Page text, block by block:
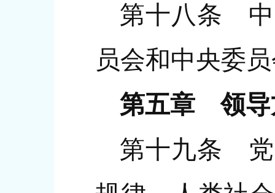
第十八条 中
员会和中央委
第五章 领导
第十九条 党